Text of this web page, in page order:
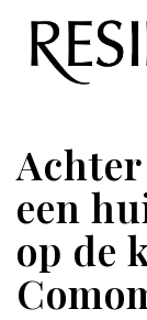
een
op de